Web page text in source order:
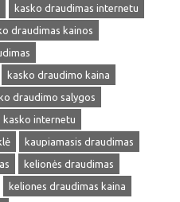
kasko draudimas internetu
draudimas kainos
kasko draudimo kaina
draudimo salygos
kasko internetu
kaupiamasis draudimas
kelionės draudimas
keliones draudimas kaina